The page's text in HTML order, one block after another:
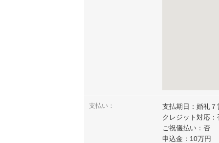
支払い：
支払期日：婚礼７
クレジット対応：
ご祝儀払い：否
申込金：10万円